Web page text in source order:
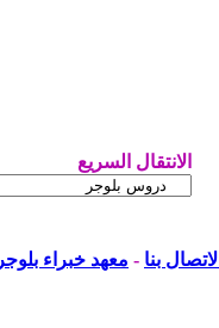
الانتقال السريع
الاتصال بنا - معهد خبراء بلوجر